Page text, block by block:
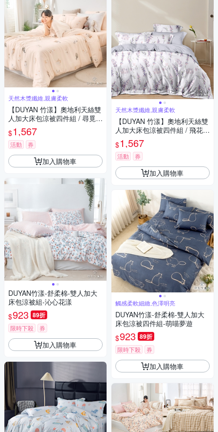
天然木漿纖維,親膚柔軟
【DUYAN 竹漾】奧地利天絲雙
人加大床包涼被四件組 / 尋覓小
貓 台灣製
$1,567
活動 券
加入購物車
DUYAN竹漾-舒柔棉-雙人加大
床包涼被組-沁心花漾
$923 89折
限時下殺 券
加入購物車
天然木漿纖維,親膚柔軟
【DUYAN 竹漾】奧地利天絲雙
人加大床包涼被四件組 / 飛花若
紫 台灣製
$1,567
活動 券
加入購物車
觸感柔軟細緻,色澤明亮
DUYAN竹漾-舒柔棉-雙人加大
床包涼被四件組-萌喵夢遊
$923 89折
限時下殺 券
加入購物車